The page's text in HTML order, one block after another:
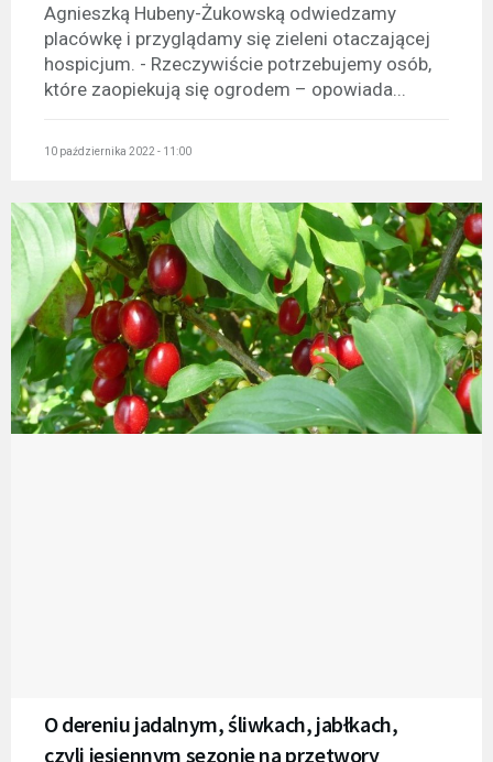
Agnieszką Hubeny-Żukowską odwiedzamy
placówkę i przyglądamy się zieleni otaczającej
hospicjum. - Rzeczywiście potrzebujemy osób,
które zaopiekują się ogrodem – opowiada...
10 października 2022 - 11:00
O dereniu jadalnym, śliwkach, jabłkach,
czyli jesiennym sezonie na przetwory